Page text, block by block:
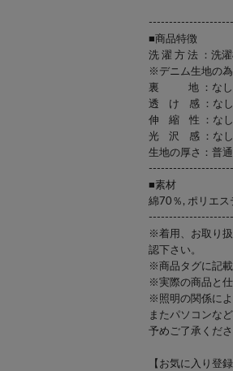
■商品特徴
洗 濯 方 法 ：洗
※デニム生地の
裏 地 ：なし
透 け 感 ：なし
伸 縮 性 ：なし
光 沢 感 ：なし
生地の厚さ：普通
■素材
綿70％, ポリエス
※着用、お取り
認下さい。
※商品タグに記載
※実際の商品と仕
※照明の関係によ
またパソコンな
予めご了承くださ
【お気に入り登